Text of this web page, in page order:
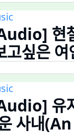
현
싶은 여
유
사내